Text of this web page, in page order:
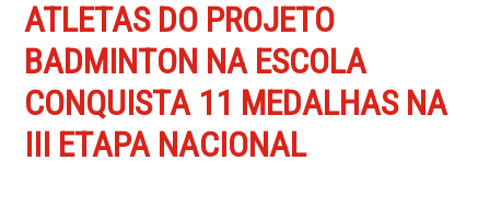
ATLETAS DO PROJETO
BADMINTON NA ESCOLA
CONQUISTA 11 MEDALHAS NA
III ETAPA NACIONAL